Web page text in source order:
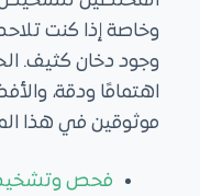
وخاصة إذا كنت
وجود دخان كثيف.
اهتمامًا ودقة،
موثوقين في هذا
فحص